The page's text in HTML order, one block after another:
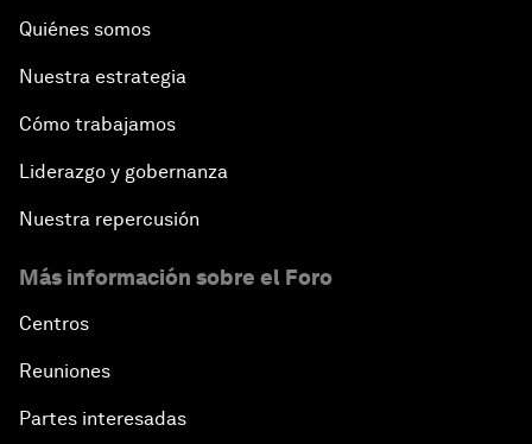
Quiénes somos
Nuestra estrategia
Cómo trabajamos
Liderazgo y gobernanza
Nuestra repercusión
Más información sobre el Foro
Centros
Reuniones
Partes interesadas